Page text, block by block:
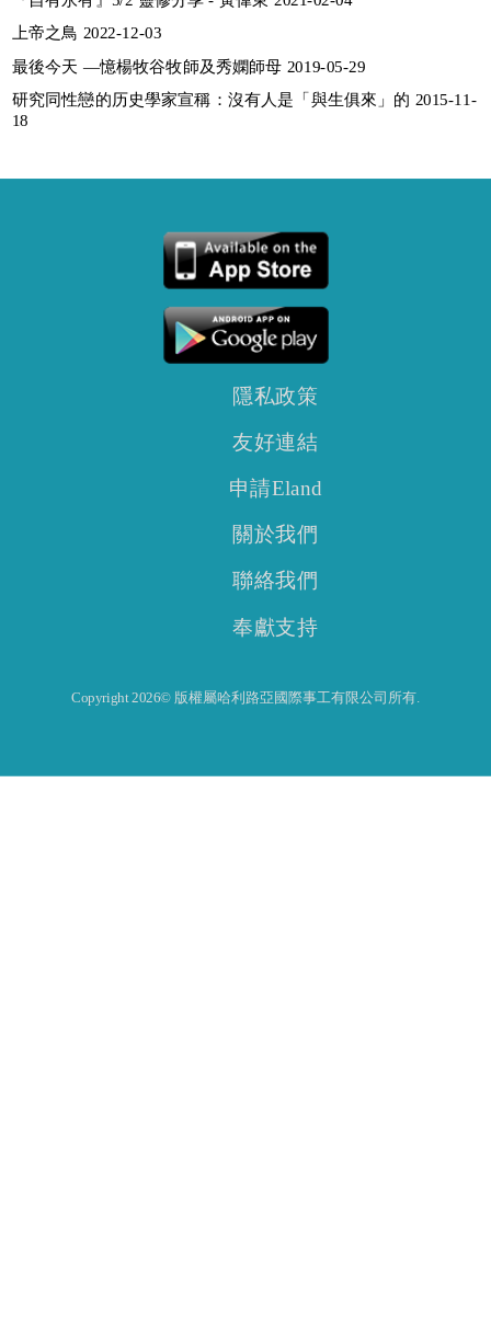
上帝之鳥 2022-12-03
最後今天 —憶楊牧谷牧師及秀嫻師母 2019-05-29
研究同性戀的历史學家宣稱：沒有人是「與生俱來」的 2015-11-
18
隱私政策
友好連結
申請Eland
關於我們
聯絡我們
奉獻支持
Copyright 2026© 版權屬哈利路亞國際事工有限公司所有.